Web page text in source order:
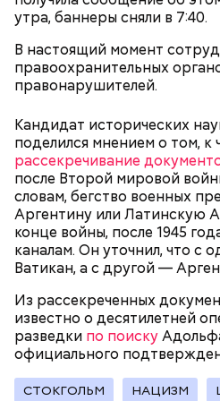
утра, баннеры сняли в 7:40.
В настоящий момент
правоохранительных
правонарушителей.
Кандидат исторических
поделился мнением о том,
рассекречивание
после Второй мировой
словам, бегство военных
Аргентину или Латинскую
конце войны, после 1945
каналам. Он уточнил, что с
Ватикан, а с другой —
Из рассекреченных
известно о десятилетней
разведки по поиску
официального
СТОКГОЛЬМ НАЦИЗМ
Фото: public domain
работала гувернанткой в
1920 году переехала в
протяжении 16 лет учителем
году она стала
20 лет приняла
монастырей.